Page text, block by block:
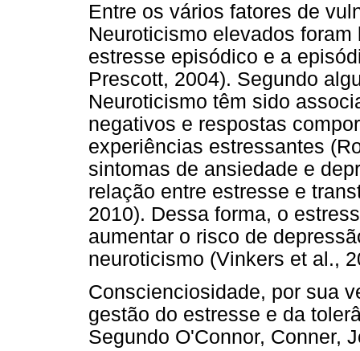
Entre os vários fatores de
Neuroticismo elevados
estresse episódico e a
Prescott, 2004). Segundo
Neuroticismo têm sido
negativos e respostas
experiências estressantes
sintomas de ansiedade e
relação entre estresse e
2010). Dessa forma, o
aumentar o risco de
neuroticismo (Vinkers et al.,
Conscienciosidade, por sua
gestão do estresse e da
Segundo O'Connor, Conner,